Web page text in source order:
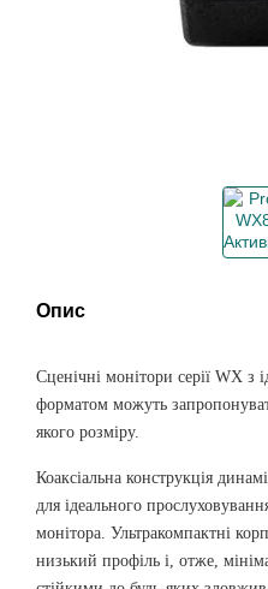
Опис
Сценічні монітори серії WX з
форматом можуть
якого розміру.
Коаксіальна конструкція
для ідеального
монітора. Ультракомпактні
низький профіль і, отже,